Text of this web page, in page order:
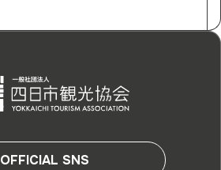
OFFICIAL SNS